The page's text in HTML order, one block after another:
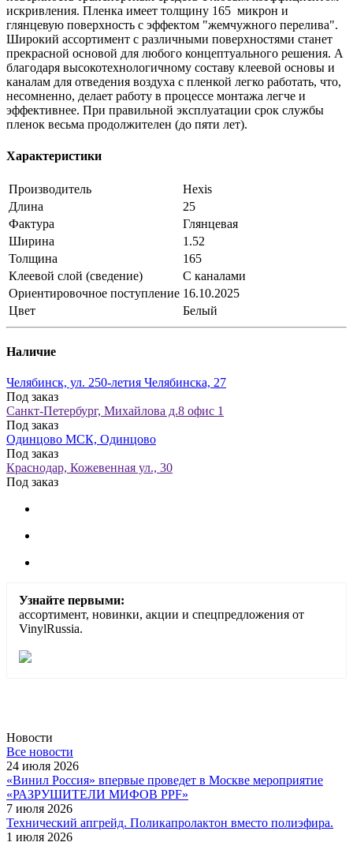
искривления. Пленка имеет толщину 165 микрон и
глянцевую поверхность с эффектом "жемчужного перелива".
Широкий ассортимент с различными поверхностями станет
прекрасной основой для любого концептуального решения. А
благодаря высокотехнологичному составу клеевой основы и
каналам для отведения воздуха с пленкой легко работать, что,
несомненно, делает работу в процессе монтажа легче и
эффективнее. При правильной эксплуатации срок службы
пленок весьма продолжителен (до пяти лет).
Характеристики
Производитель
Hexis
Длина
25
Фактура
Глянцевая
Ширина
1.52
Толщина
165
Клеевой слой (сведение)
С каналами
Ориентировочное поступление 16.10.2025
Цвет
Белый
Наличие
Челябинск, ул. 250-летия Челябинска, 27
Под заказ
Санкт-Петербург, Михайлова д.8 офис 1
Под заказ
Одинцово МСК, Одинцово
Под заказ
Краснодар, Кожевенная ул., 30
Под заказ
Узнайте первыми:
ассортимент, новинки, акции и спецпредложения от
VinylRussia.
Новости
Все новости
24 июля 2026
«Винил Россия» впервые проведет в Москве мероприятие
«РАЗРУШИТЕЛИ МИФОВ PPF»
7 июля 2026
Технический апгрейд. Поликапролактон вместо полиэфира.
1 июля 2026